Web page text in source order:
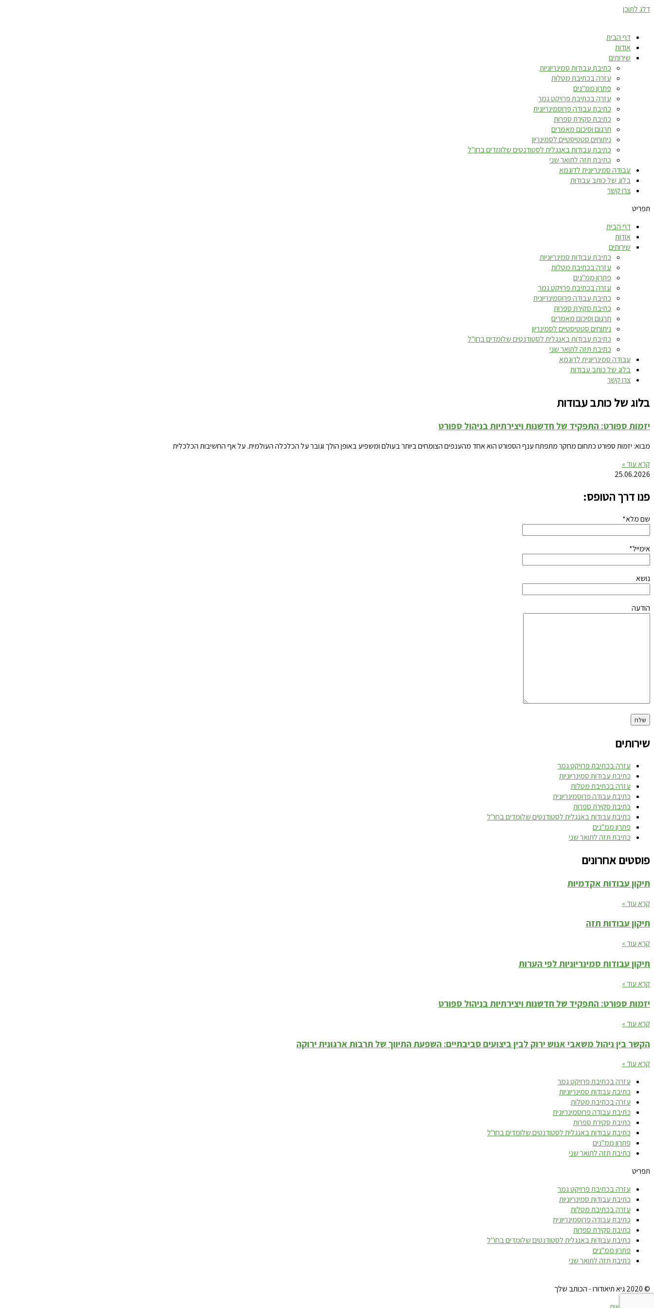
דלג לתוכן
דף הבית
אודות
שירותים
כתיבת עבודות סמינריוניות
עזרה בכתיבת מטלות
פתרון ממ"נים
עזרה בכתיבת פרויקט גמר
כתיבת עבודה פרוסמינריונית
כתיבת סקירת ספרות
תרגום וסיכום מאמרים
ניתוחים סטטיסטיים לסמינריון
כתיבת עבודות באנגלית לסטודנטים שלומדים בחו"ל
כתיבת תזה לתואר שני
עבודה סמינריונית לדוגמא
בלוג של כותב עבודות
צרו קשר
תפריט
דף הבית
אודות
שירותים
כתיבת עבודות סמינריוניות
עזרה בכתיבת מטלות
פתרון ממ"נים
עזרה בכתיבת פרויקט גמר
כתיבת עבודה פרוסמינריונית
כתיבת סקירת ספרות
תרגום וסיכום מאמרים
ניתוחים סטטיסטיים לסמינריון
כתיבת עבודות באנגלית לסטודנטים שלומדים בחו"ל
כתיבת תזה לתואר שני
עבודה סמינריונית לדוגמא
בלוג של כותב עבודות
צרו קשר
בלוג של כותב עבודות
יזמות ספורט: התפקיד של חדשנות ויצירתיות בניהול ספורט
מבוא: יזמות ספורט כתחום מחקר מתפתח ענף הספורט הוא אחד מהענפים הצומחים ביותר בעולם ומשפיע באופן הולך וגובר על הכלכלה העולמית. על אף החשיבות הכלכלית
קרא עוד »
25.06.2026
פנו דרך הטופס:
שם מלא*
אימייל*
נושא
הודעה
שירותים
עזרה בכתיבת פרויקט גמר
כתיבת עבודות סמינריוניות
עזרה בכתיבת מטלות
כתיבת עבודה פרוסמינריונית
כתיבת סקירת ספרות
כתיבת עבודות באנגלית לסטודנטים שלומדים בחו"ל
פתרון ממ"נים
כתיבת תזה לתואר שני
פוסטים אחרונים
תיקון עבודות אקדמיות
קרא עוד »
תיקון עבודות תזה
קרא עוד »
תיקון עבודות סמינריוניות לפי הערות
קרא עוד »
יזמות ספורט: התפקיד של חדשנות ויצירתיות בניהול ספורט
קרא עוד »
הקשר בין ניהול משאבי אנוש ירוק לבין ביצועים סביבתיים: השפעת התיווך של תרבות ארגונית ירוקה
קרא עוד »
עזרה בכתיבת פרויקט גמר
כתיבת עבודות סמינריוניות
עזרה בכתיבת מטלות
כתיבת עבודה פרוסמינריונית
כתיבת סקירת ספרות
כתיבת עבודות באנגלית לסטודנטים שלומדים בחו"ל
פתרון ממ"נים
כתיבת תזה לתואר שני
תפריט
עזרה בכתיבת פרויקט גמר
כתיבת עבודות סמינריוניות
עזרה בכתיבת מטלות
כתיבת עבודה פרוסמינריונית
כתיבת סקירת ספרות
כתיבת עבודות באנגלית לסטודנטים שלומדים בחו"ל
פתרון ממ"נים
כתיבת תזה לתואר שני
© 2020 גיא תיאודורו - הכותב שלך